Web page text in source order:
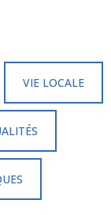
VIE LOCALE